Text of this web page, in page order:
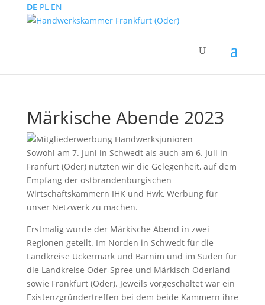
DE PL EN
Märkische Abende 2023
Sowohl am 7. Juni in Schwedt als auch am 6. Juli in
Franfurt (Oder) nutzten wir die Gelegenheit, auf dem
Empfang der ostbrandenburgischen
Wirtschaftskammern IHK und Hwk, Werbung für
unser Netzwerk zu machen.
Erstmalig wurde der Märkische Abend in zwei
Regionen geteilt. Im Norden in Schwedt für die
Landkreise Uckermark und Barnim und im Süden für
die Landkreise Oder-Spree und Märkisch Oderland
sowie Frankfurt (Oder). Jeweils vorgeschaltet war ein
Existenzgründertreffen bei dem beide Kammern ihre